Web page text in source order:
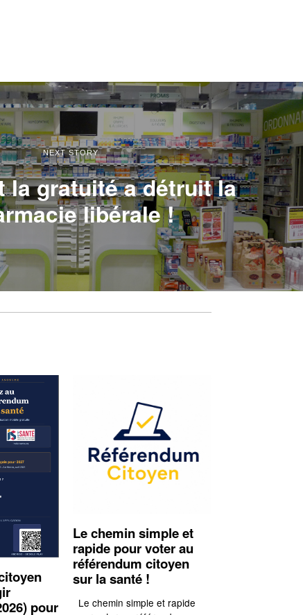
NEXT STORY
la gratuité a détruit la
libérale !
pour
Le chemin simple et
rapide pour voter au
référendum citoyen
sur la santé !
Le chemin simple et rapide